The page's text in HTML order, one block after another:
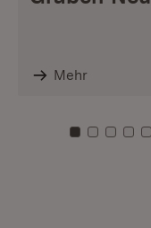
Mehr
ZuZuZuZu